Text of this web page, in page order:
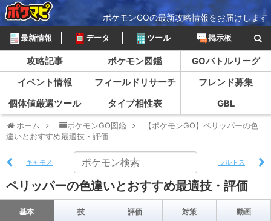
ポケモンGOの最新攻略情報をお届けします
最新情報 データ ツール 掲示板
攻略記事 ポケモン図鑑
GOバトルリーグ
イベント情報
フィールドリサーチ
フレンド募集
個体値厳選ツール
タイプ相性表 GBL
ホーム ポケモンGO図鑑
【ポケモンGO】ペリッパーの色
違いとおすすめ最適技・評価
キャモメ ラルトス
ペリッパーの色違いとおすすめ最適技・評価
基本 技 評価 対策 動画